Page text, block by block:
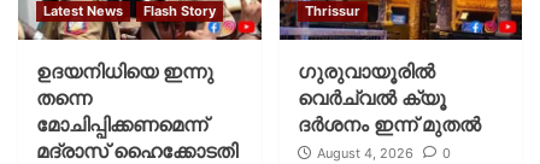
Latest News Flash Story
ഉദയനിധിയെ ഇന്നു
തന്നെ
മോചിപ്പിക്കണമെന്ന്
മദ്രാസ് ഹൈക്കോടതി
Thrissur
ഗുരുവായൂരില്‍
വെര്‍ച്വല്‍ ക്യൂ
ദര്‍ശനം ഇന്ന് മുതല്‍
August 4, 2026 0